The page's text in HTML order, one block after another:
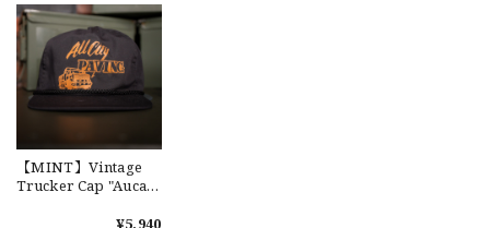
2026/07/17
【MINT】Vintage
Trucker Cap "Aucay
ジ トラッカーキャッ
¥5,940